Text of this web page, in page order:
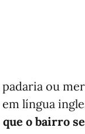
ou
língua
o bairro